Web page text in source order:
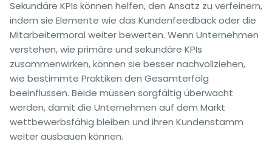
Sekundäre KPIs können helfen, den Ansatz zu verfeinern,
indem sie Elemente wie das Kundenfeedback oder die
Mitarbeitermoral weiter bewerten. Wenn Unternehmen
verstehen, wie primäre und sekundäre KPIs
zusammenwirken, können sie besser nachvollziehen,
wie bestimmte Praktiken den Gesamterfolg
beeinflussen. Beide müssen sorgfältig überwacht
werden, damit die Unternehmen auf dem Markt
wettbewerbsfähig bleiben und ihren Kundenstamm
weiter ausbauen können.